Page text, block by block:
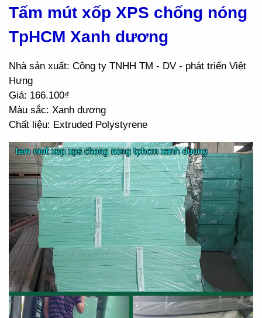
Tấm mút xốp XPS chống nóng
TpHCM Xanh dương
Nhà sản xuất: Công ty TNHH TM - DV - phát triển Việt
Hưng
Giá: 166.100₫
Màu sắc: Xanh dương
Chất liệu: Extruded Polystyrene